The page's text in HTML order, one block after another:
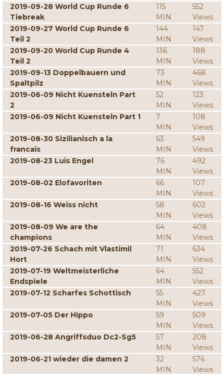
2019-09-28 World Cup Runde 6
Tiebreak
115
MIN
552
Views
2019-09-27 World Cup Runde 6
Teil 2
144
MIN
147
Views
2019-09-20 World Cup Runde 4
Teil 2
136
MIN
188
Views
2019-09-13 Doppelbauern und
Spaltpilz
73
MIN
468
Views
2019-06-09 Nicht Kuensteln Part
2
52
MIN
123
Views
2019-06-09 Nicht Kuensteln Part 1
7
MIN
108
Views
2019-08-30 Sizilianisch a la
francais
63
MIN
549
Views
2019-08-23 Luis Engel
76
MIN
492
Views
2019-08-02 Elofavoriten
66
MIN
107
Views
2019-08-16 Weiss nicht
58
MIN
602
Views
2019-08-09 We are the
champions
64
MIN
408
Views
2019-07-26 Schach mit Vlastimil
Hort
71
MIN
634
Views
2019-07-19 Weltmeisterliche
Endspiele
64
MIN
552
Views
2019-07-12 Scharfes Schottisch
55
MIN
427
Views
2019-07-05 Der Hippo
59
MIN
509
Views
2019-06-28 Angriffsduo Dc2-Sg5
57
MIN
208
Views
2019-06-21 wieder die damen 2
32
MIN
576
Views